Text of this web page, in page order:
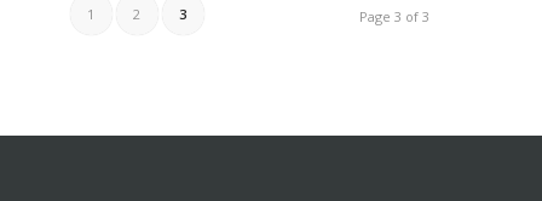
Page 3 of 3
1 2 3